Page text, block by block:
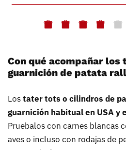
Con qué acompañar
guarnición de patata
Lostater tots o cilindros de
guarnición habitual en USA y
Pruebalos con carnes blancas
aves o incluso con rodajas de